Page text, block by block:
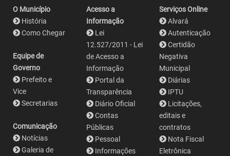
O Município
História
Como Chegar
Equipe de
Governo
Prefeito e
Vice
Secretarias
Comunicação
Notícias
Galeria de
Acesso a
Informação
Lei
12.527/2011 - Lei
de Acesso a
Informação
Portal da
Transparência
Diário Oficial
Contas
Públicas
Pessoal
Informações
Serviços Online
Alvará
Autenticação
Certidão
Negativa
Municipal
Diárias
IPTU
Licitações,
editais e
contratos
Nota Fiscal
Eletrônica